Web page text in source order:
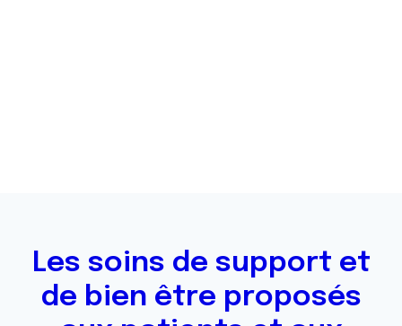
Les soins de support et
de bien être proposés